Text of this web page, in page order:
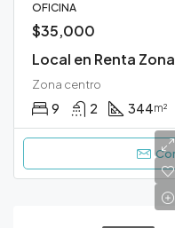
OFICINA
$35,000
Local en Renta
Zona centro
9 2 344m²